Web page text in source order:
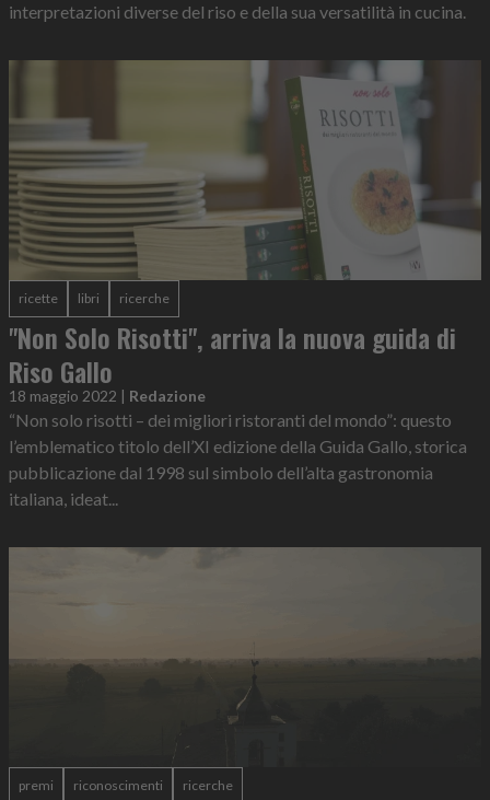
interpretazioni diverse del riso e della sua versatilità in cucina.
ricette libri ricerche
"Non Solo Risotti", arriva la nuova guida di
Riso Gallo
18 maggio 2022 | Redazione
“Non solo risotti – dei migliori ristoranti del mondo”: questo
l’emblematico titolo dell’XI edizione della Guida Gallo, storica
pubblicazione dal 1998 sul simbolo dell’alta gastronomia
italiana, ideat...
premi riconoscimenti ricerche